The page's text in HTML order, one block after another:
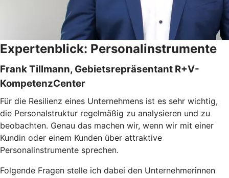
Expertenblick: Personalinstrumente
Frank Tillmann, Gebietsrepräsentant R+V-
KompetenzCenter
Für die Resilienz eines Unternehmens ist es sehr wichtig,
die Personalstruktur regelmäßig zu analysieren und zu
beobachten. Genau das machen wir, wenn wir mit einer
Kundin oder einem Kunden über attraktive
Personalinstrumente sprechen.
Folgende Fragen stelle ich dabei den Unternehmerinnen